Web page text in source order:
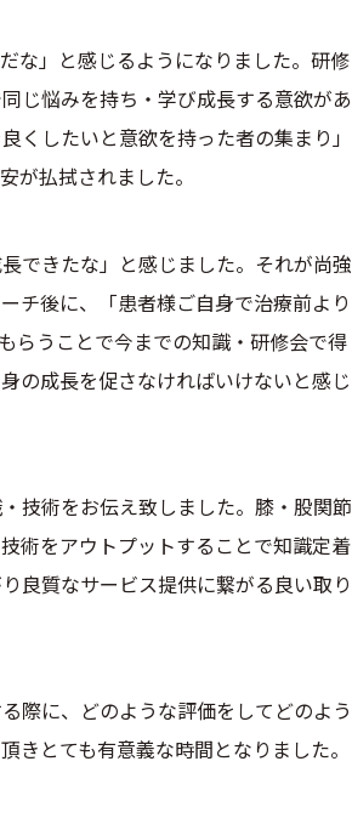
な」と感じるようになりました。研修
じ悩みを持ち・学び成長する意欲があ
くしたいと意欲を持った者の集まり」
が払拭されました。
できたな」と感じました。それが尚強
チ後に、「患者様ご自身で治療前より
らうことで今までの知識・研修会で得
の成長を促さなければいけないと感じ
技術をお伝え致しました。膝・股関節
術をアウトプットすることで知識定着
良質なサービス提供に繋がる良い取り
際に、どのような評価をしてどのよう
きとても有意義な時間となりました。